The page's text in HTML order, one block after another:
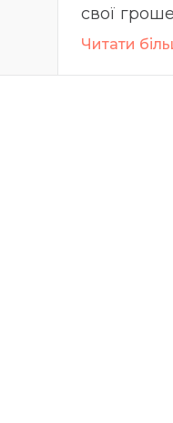
свої
Читати